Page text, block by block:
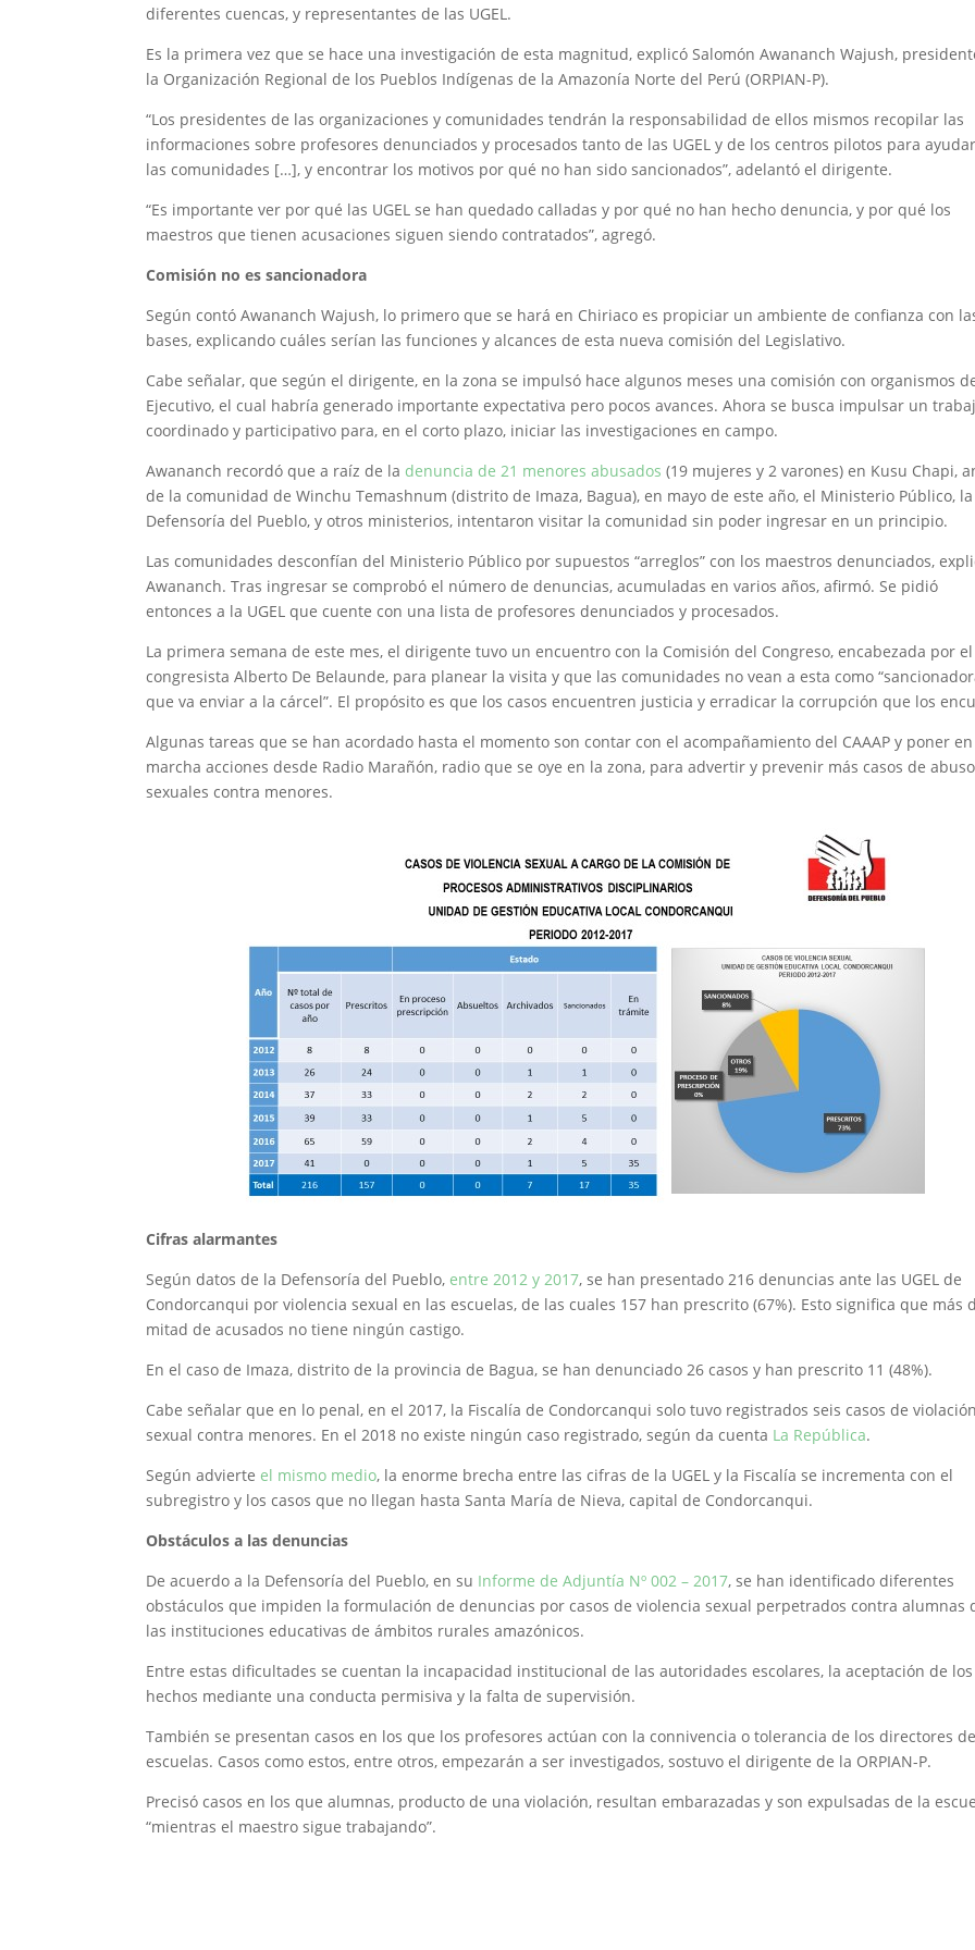
diferentes cuencas, y representantes de las UGEL.
Es la primera vez que se hace una investigación de esta magnitud, explicó Salomón Awananch Wajush,
la Organización Regional de los Pueblos Indígenas de la Amazonía Norte del Perú (ORPIAN-P).
“Los presidentes de las organizaciones y comunidades tendrán la responsabilidad de ellos mismos recopilar las
informaciones sobre profesores denunciados y procesados tanto de las UGEL y de los centros pilotos para
las comunidades […], y encontrar los motivos por qué no han sido sancionados”, adelantó el dirigente.
“Es importante ver por qué las UGEL se han quedado calladas y por qué no han hecho denuncia, y por qué los
maestros que tienen acusaciones siguen siendo contratados”, agregó.
Comisión no es sancionadora
Según contó Awananch Wajush, lo primero que se hará en Chiriaco es propiciar un ambiente de confianza con
bases, explicando cuáles serían las funciones y alcances de esta nueva comisión del Legislativo.
Cabe señalar, que según el dirigente, en la zona se impulsó hace algunos meses una comisión con organismos
Ejecutivo, el cual habría generado importante expectativa pero pocos avances. Ahora se busca impulsar un
coordinado y participativo para, en el corto plazo, iniciar las investigaciones en campo.
Awananch recordó que a raíz de la denuncia de 21 menores abusados (19 mujeres y 2 varones) en Kusu Chapi,
de la comunidad de Winchu Temashnum (distrito de Imaza, Bagua), en mayo de este año, el Ministerio Público, la
Defensoría del Pueblo, y otros ministerios, intentaron visitar la comunidad sin poder ingresar en un principio.
Las comunidades desconfían del Ministerio Público por supuestos “arreglos” con los maestros denunciados,
Awananch. Tras ingresar se comprobó el número de denuncias, acumuladas en varios años, afirmó. Se pidió
entonces a la UGEL que cuente con una lista de profesores denunciados y procesados.
La primera semana de este mes, el dirigente tuvo un encuentro con la Comisión del Congreso, encabezada por el
congresista Alberto De Belaunde, para planear la visita y que las comunidades no vean a esta como
que va enviar a la cárcel”. El propósito es que los casos encuentren justicia y erradicar la corrupción que los
Algunas tareas que se han acordado hasta el momento son contar con el acompañamiento del CAAAP y poner en
marcha acciones desde Radio Marañón, radio que se oye en la zona, para advertir y prevenir más casos de
sexuales contra menores.
Cifras alarmantes
Según datos de la Defensoría del Pueblo, entre 2012 y 2017, se han presentado 216 denuncias ante las UGEL de
Condorcanqui por violencia sexual en las escuelas, de las cuales 157 han prescrito (67%). Esto significa que más
mitad de acusados no tiene ningún castigo.
En el caso de Imaza, distrito de la provincia de Bagua, se han denunciado 26 casos y han prescrito 11 (48%).
Cabe señalar que en lo penal, en el 2017, la Fiscalía de Condorcanqui solo tuvo registrados seis casos de violación
sexual contra menores. En el 2018 no existe ningún caso registrado, según da cuenta La República.
Según advierte el mismo medio, la enorme brecha entre las cifras de la UGEL y la Fiscalía se incrementa con el
subregistro y los casos que no llegan hasta Santa María de Nieva, capital de Condorcanqui.
Obstáculos a las denuncias
De acuerdo a la Defensoría del Pueblo, en su Informe de Adjuntía Nº 002 – 2017, se han identificado diferentes
obstáculos que impiden la formulación de denuncias por casos de violencia sexual perpetrados contra alumnas
las instituciones educativas de ámbitos rurales amazónicos.
Entre estas dificultades se cuentan la incapacidad institucional de las autoridades escolares, la aceptación de los
hechos mediante una conducta permisiva y la falta de supervisión.
También se presentan casos en los que los profesores actúan con la connivencia o tolerancia de los directores
escuelas. Casos como estos, entre otros, empezarán a ser investigados, sostuvo el dirigente de la ORPIAN-P.
Precisó casos en los que alumnas, producto de una violación, resultan embarazadas y son expulsadas de la
“mientras el maestro sigue trabajando”.